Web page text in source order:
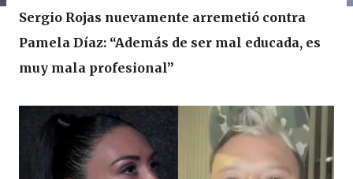
Sergio Rojas nuevamente arremetió contra
Pamela Díaz: “Además de ser mal educada, es
muy mala profesional”